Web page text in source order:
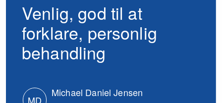
Venlig, god til at
forklare, personlig
behandling
MD
Michael Daniel Jensen